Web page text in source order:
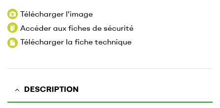
Télécharger l'image
Accéder aux fiches de sécurité
Télécharger la fiche technique
DESCRIPTION